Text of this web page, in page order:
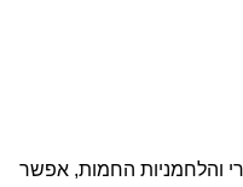
והלחמניות החמות, אפשר